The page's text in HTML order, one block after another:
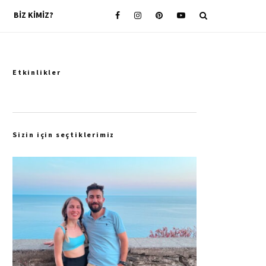
BIZ KIMIZ?
Etkinlikler
Sizin için seçtiklerimiz